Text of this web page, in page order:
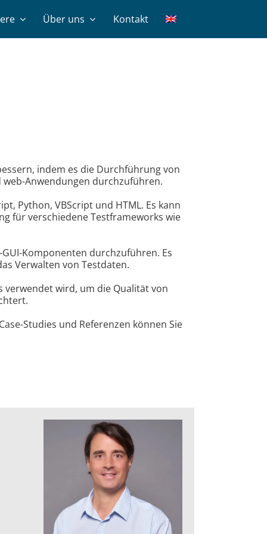
Über uns Kontakt
indem es die Durchführung von
Anwendungen durchzuführen.
Python, VBScript und HTML. Es kann
für verschiedene Testframeworks wie
Komponenten durchzuführen. Es
Verwalten von Testdaten.
verwendet wird, um die Qualität von
Studies und Referenzen können Sie